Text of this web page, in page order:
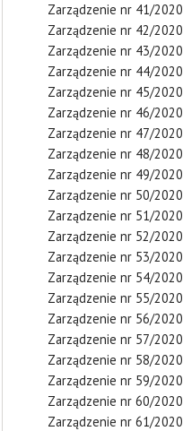
Zarządzenie nr 41/2020
Zarządzenie nr 42/2020
Zarządzenie nr 43/2020
Zarządzenie nr 44/2020
Zarządzenie nr 45/2020
Zarządzenie nr 46/2020
Zarządzenie nr 47/2020
Zarządzenie nr 48/2020
Zarządzenie nr 49/2020
Zarządzenie nr 50/2020
Zarządzenie nr 51/2020
Zarządzenie nr 52/2020
Zarządzenie nr 53/2020
Zarządzenie nr 54/2020
Zarządzenie nr 55/2020
Zarządzenie nr 56/2020
Zarządzenie nr 57/2020
Zarządzenie nr 58/2020
Zarządzenie nr 59/2020
Zarządzenie nr 60/2020
Zarządzenie nr 61/2020